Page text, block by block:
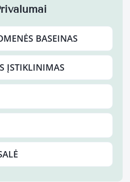
BASEINAS
ĮSTIKLINIMAS